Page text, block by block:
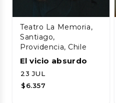
Teatro La Memoria,
Santiago,
Providencia, Chile
El vicio absurdo
23 JUL
$6.357